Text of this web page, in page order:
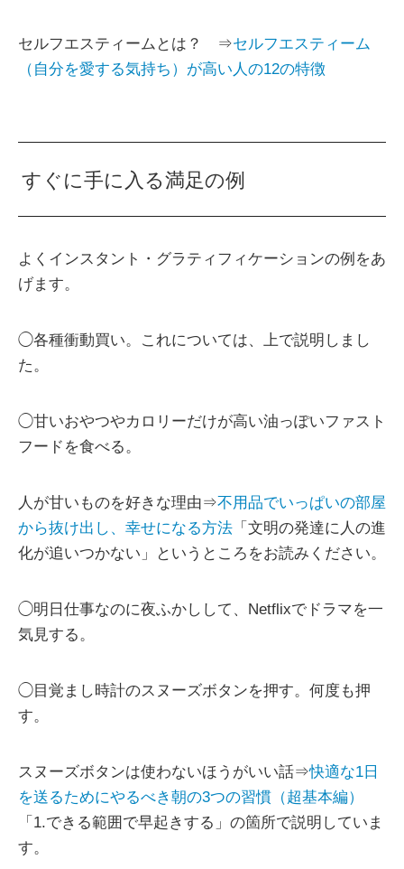
セルフエスティームとは？ ⇒セルフエスティーム
（自分を愛する気持ち）が高い人の12の特徴
すぐに手に入る満足の例
よくインスタント・グラティフィケーションの例をあ
げます。
◯各種衝動買い。これについては、上で説明しまし
た。
◯甘いおやつやカロリーだけが高い油っぽいファスト
フードを食べる。
人が甘いものを好きな理由⇒不用品でいっぱいの部屋
から抜け出し、幸せになる方法 「文明の発達に人の進
化が追いつかない」というところをお読みください。
◯明日仕事なのに夜ふかしして、Netflixでドラマを一
気見する。
◯目覚まし時計のスヌーズボタンを押す。何度も押
す。
スヌーズボタンは使わないほうがいい話⇒快適な1日
を送るためにやるべき朝の3つの習慣（超基本編）
「1.できる範囲で早起きする」の箇所で説明していま
す。